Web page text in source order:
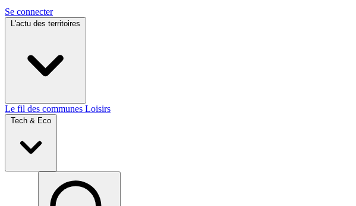
Se connecter
L'actu des territoires
Le fil des communes Loisirs
Tech & Eco